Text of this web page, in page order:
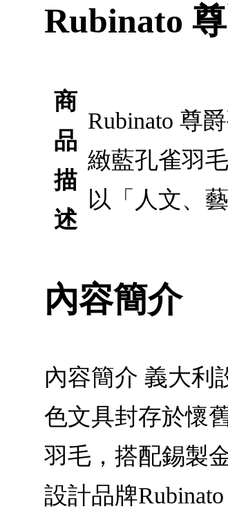
Rubinato
商
品
描
述
Rubinato 尊
緻藍孔雀羽
以「人文、
內容簡介
內容簡介 義大利
色文具封存於懷
羽毛，搭配錫製
設計品牌